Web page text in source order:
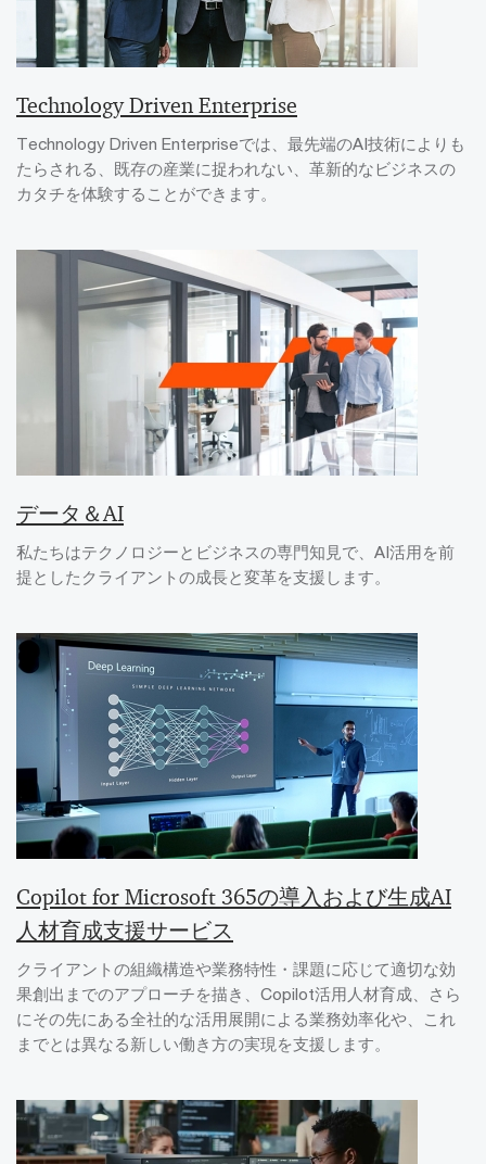
Technology Driven Enterprise
Technology Driven Enterpriseでは、最先端のAI技術によりも
たらされる、既存の産業に捉われない、革新的なビジネスの
カタチを体験することができます。
データ＆AI
私たちはテクノロジーとビジネスの専門知見で、AI活用を前
提としたクライアントの成長と変革を支援します。
Copilot for Microsoft 365の導入および生成AI
人材育成支援サービス
クライアントの組織構造や業務特性・課題に応じて適切な効
果創出までのアプローチを描き、Copilot活用人材育成、さら
にその先にある全社的な活用展開による業務効率化や、これ
までとは異なる新しい働き方の実現を支援します。